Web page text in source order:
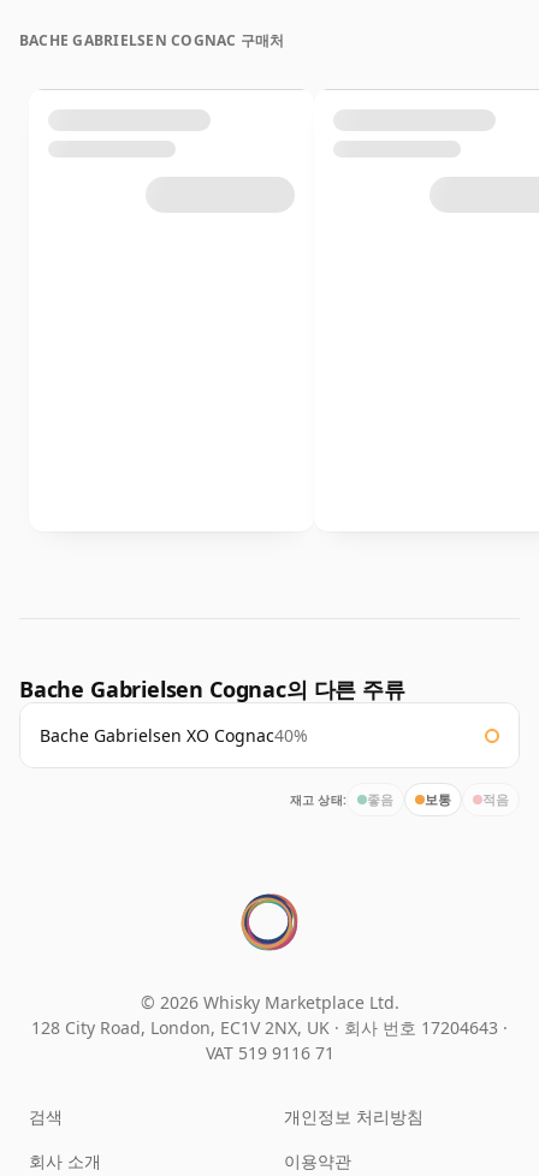
BACHE GABRIELSEN COGNAC 구매처
Bache Gabrielsen Cognac의 다른 주류
Bache Gabrielsen XO Cognac40%
재고 상태: 좋음 보통 적음
© 2026 Whisky Marketplace Ltd.
128 City Road, London, EC1V 2NX, UK · 회사 번호 17204643 ·
VAT 519 9116 71
검색
회사 소개
개인정보 처리방침
이용약관